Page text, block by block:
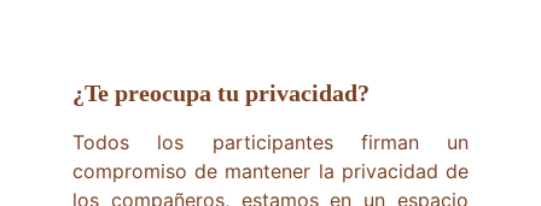
¿Te preocupa tu privacidad?
Todos los participantes firman un
compromiso de mantener la privacidad de
los compañeros, estamos en un espacio